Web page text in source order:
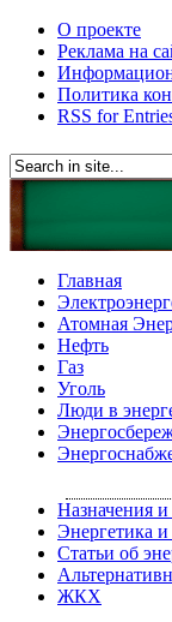
О проекте
Реклама на
Политика
RSS for
Главная
Атомная
Нефть
Газ
Уголь
Люди в
Назначения и
Энергетика
Статьи об
ЖКХ